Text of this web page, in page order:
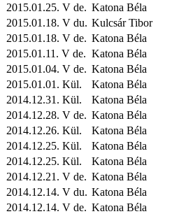
2015.01.25. V de. Katona Béla
2015.01.18. V du. Kulcsár Tibor
2015.01.18. V de. Katona Béla
2015.01.11. V de. Katona Béla
2015.01.04. V de. Katona Béla
2015.01.01. Kül. Katona Béla
2014.12.31. Kül. Katona Béla
2014.12.28. V de. Katona Béla
2014.12.26. Kül. Katona Béla
2014.12.25. Kül. Katona Béla
2014.12.25. Kül. Katona Béla
2014.12.21. V de. Katona Béla
2014.12.14. V du. Katona Béla
2014.12.14. V de. Katona Béla